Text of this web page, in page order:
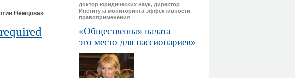
Немцова»
доктор юридических наук, директор
Института мониторинга эффективности
правоприменения
«Общественная палата —
это место для пассионариев»